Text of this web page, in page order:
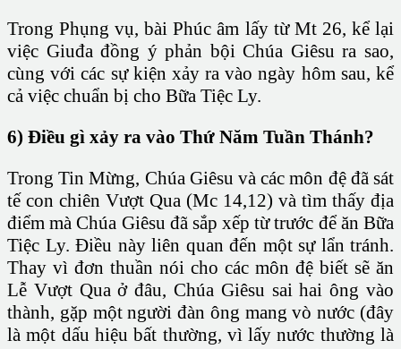
Trong Phụng vụ, bài Phúc âm lấy từ Mt 26, kể lại
việc Giuđa đồng ý phản bội Chúa Giêsu ra sao,
cùng với các sự kiện xảy ra vào ngày hôm sau, kể
cả việc chuẩn bị cho Bữa Tiệc Ly.
6) Điều gì xảy ra vào Thứ Năm Tuần Thánh?
Trong Tin Mừng, Chúa Giêsu và các môn đệ đã sát
tế con chiên Vượt Qua (Mc 14,12) và tìm thấy địa
điểm mà Chúa Giêsu đã sắp xếp từ trước để ăn Bữa
Tiệc Ly. Điều này liên quan đến một sự lẩn tránh.
Thay vì đơn thuần nói cho các môn đệ biết sẽ ăn
Lễ Vượt Qua ở đâu, Chúa Giêsu sai hai ông vào
thành, gặp một người đàn ông mang vò nước (đây
là một dấu hiệu bất thường, vì lấy nước thường là